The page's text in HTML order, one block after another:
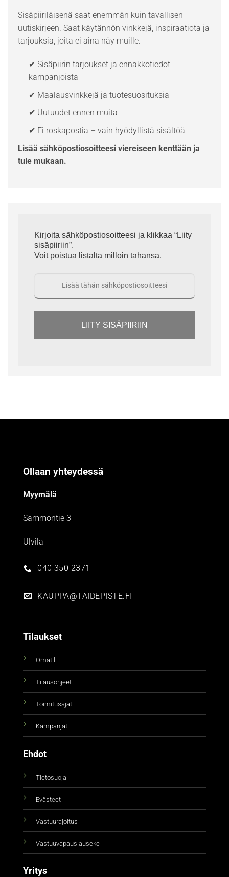
Sisäpiiriläisenä saat enemmän kuin tavallisen
uutiskirjeen. Saat käytännön vinkkejä, inspiraatiota ja
tarjouksia, joita ei aina näy muille.
✔ Sisäpiirin tarjoukset ja ennakkotiedot
kampanjoista
✔ Maalausvinkkejä ja tuotesuosituksia
✔ Uutuudet ennen muita
✔ Ei roskapostia – vain hyödyllistä sisältöä
Lisää sähköpostiosoitteesi viereiseen kenttään ja
tule mukaan.
Kirjoita sähköpostiosoitteesi ja klikkaa “Liity
sisäpiiriin”.
Voit poistua listalta milloin tahansa.
LIITY SISÄPIIRIIN
Ollaan yhteydessä
Myymälä
Sammontie 3
Ulvila
040 350 2371
KAUPPA@TAIDEPISTE.FI
Tilaukset
Omatili
Tilausohjeet
Toimitusajat
Kampanjat
Ehdot
Tietosuoja
Evästeet
Vastuurajoitus
Vastuuvapauslauseke
Yritys